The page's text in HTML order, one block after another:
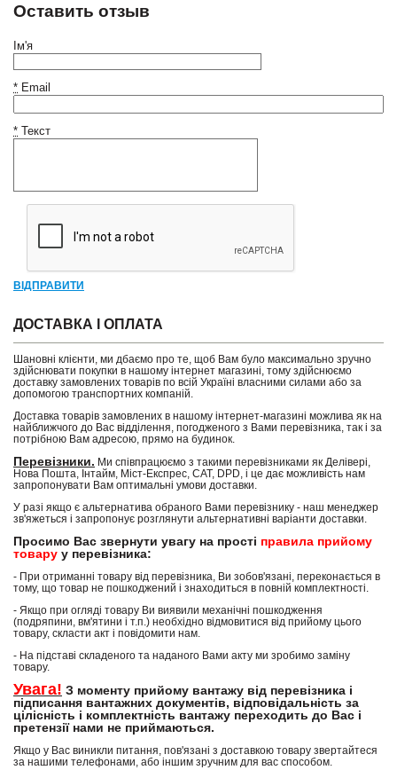
Оставить отзыв
Ім'я
* Email
* Текст
ВІДПРАВИТИ
ДОСТАВКА І ОПЛАТА
Шановні клієнти, ми дбаємо про те, щоб Вам було максимально зручно
здійснювати покупки в нашому інтернет магазині, тому здійснюємо
доставку замовлених товарів по всій Україні власними силами або за
допомогою транспортних компаній.
Доставка товарів замовлених в нашому інтернет-магазині можлива як на
найближчого до Вас відділення, погодженого з Вами перевізника, так і за
потрібною Вам адресою, прямо на будинок.
Перевізники. Ми співпрацюємо з такими перевізниками як Делівері,
Нова Пошта, Інтайм, Міст-Експрес, САТ, DPD, і це дає можливість нам
запропонувати Вам оптимальні умови доставки.
У разі якщо є альтернатива обраного Вами перевізнику - наш менеджер
зв'яжеться і запропонує розглянути альтернативні варіанти доставки.
Просимо Вас звернути увагу на прості правила прийому
товару у перевізника:
- При отриманні товару від перевізника, Ви зобов'язані, переконається в
тому, що товар не пошкоджений і знаходиться в повній комплектності.
- Якщо при огляді товару Ви виявили механічні пошкодження
(подряпини, вм'ятини і т.п.) необхідно відмовитися від прийому цього
товару, скласти акт і повідомити нам.
- На підставі складеного та наданого Вами акту ми зробимо заміну
товару.
Увага! З моменту прийому вантажу від перевізника і
підписання вантажних документів, відповідальність за
цілісність і комплектність вантажу переходить до Вас і
претензії нами не приймаються.
Якщо у Вас виникли питання, пов'язані з доставкою товару звертайтеся
за нашими телефонами, або іншим зручним для вас способом.